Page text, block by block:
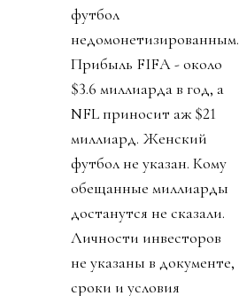
футбол
недомонетизированным.
Прибыль FIFA - около
$3.6 миллиарда в год, а
NFL приносит аж $21
миллиард. Женский
футбол не указан. Кому
обещанные миллиарды
достанутся не сказали.
Личности инвесторов
не указаны в документе,
сроки и условия